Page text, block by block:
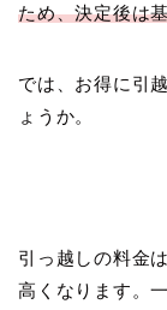
ため、決定後は
では、お得に引
ょうか。
引っ越しの料金
高くなります。一